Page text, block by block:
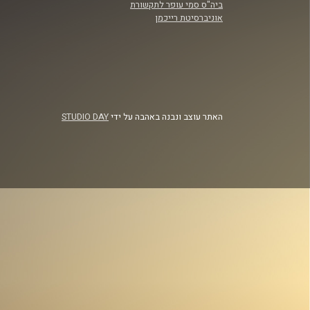
ביה"ס סמי עופר לתקשורת
אוניברסיטת רייכמן
האתר עוצב ונבנה באהבה על ידיSTUDIO DAY